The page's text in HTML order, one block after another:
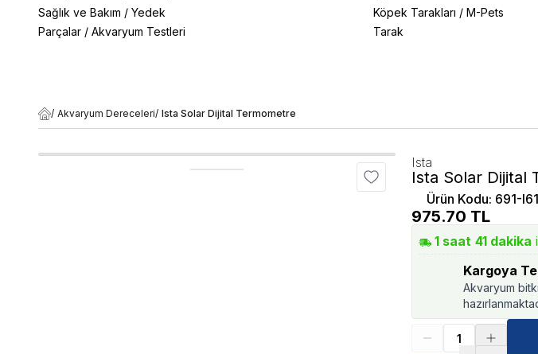
Sağlık ve Bakım / Yedek
Parçalar / Akvaryum Testleri
Köpek Tarakları /M-Pets
Tarak
/ Akvaryum Dereceleri/ Ista Solar Dijital Termometre
Ista
Ista Solar Dijital
Ürün Kodu: 691-
975.70 TL
1 saat 41 dakika
Kargoya
Akvaryum